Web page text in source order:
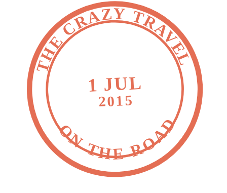
THE CRAZY TRAVEL
ON THE ROAD
1 JUL
2015